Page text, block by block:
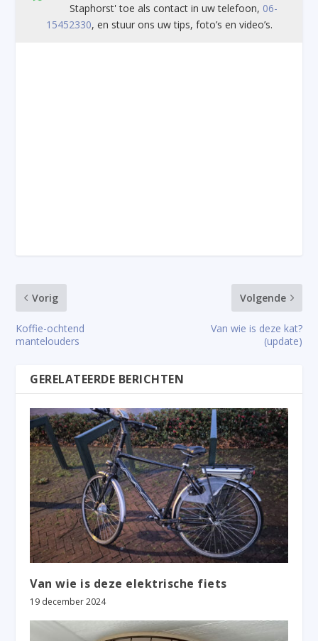
Staphorst' toe als contact in uw telefoon, 06-
15452330, en stuur ons uw tips, foto’s en video’s.
Vorig
Koffie-ochtend
mantelouders
Volgende
Van wie is deze kat?
(update)
GERELATEERDE BERICHTEN
Van wie is deze elektrische fiets
19 december 2024